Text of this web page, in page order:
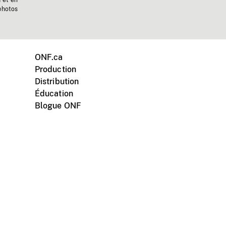
ONF.ca
Production
Distribution
Éducation
Blogue ONF